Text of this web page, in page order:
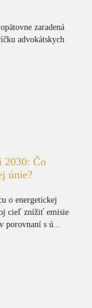
zaradená
advokátskych
2030: Čo
únie?
o energetickej
cieľ znížiť emisie
s ú...